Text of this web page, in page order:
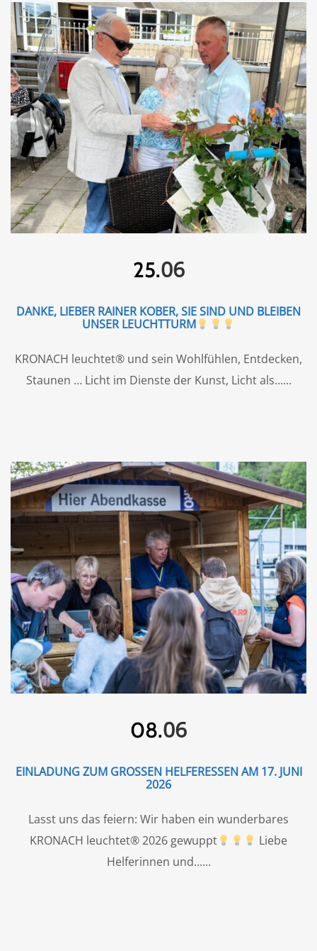
25.06
DANKE, LIEBER RAINER KOBER, SIE SIND UND BLEIBEN
UNSER LEUCHTTURM
KRONACH leuchtet® und sein Wohlfühlen, Entdecken,
Staunen … Licht im Dienste der Kunst, Licht als...
08.06
EINLADUNG ZUM GROSSEN HELFERESSEN AM 17. JUNI 2
026
Lasst uns das feiern: Wir haben ein wunderbares
KRONACH leuchtet® 2026 gewuppt
Liebe
Helferinnen und...